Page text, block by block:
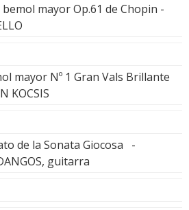
bemol mayor Op.61 de Chopin -
mayor Nº 1 Gran Vals Brillante
KOCSIS
de la Sonata Giocosa -
guitarra